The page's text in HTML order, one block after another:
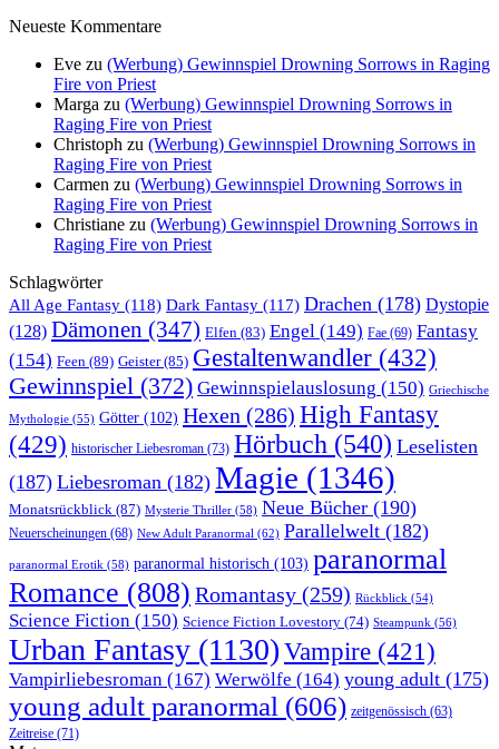
Neueste Kommentare
Eve zu (Werbung) Gewinnspiel Drowning Sorrows in Raging
Fire von Priest
Marga zu (Werbung) Gewinnspiel Drowning Sorrows in
Raging Fire von Priest
Christoph zu (Werbung) Gewinnspiel Drowning Sorrows in
Raging Fire von Priest
Carmen zu (Werbung) Gewinnspiel Drowning Sorrows in
Raging Fire von Priest
Christiane zu (Werbung) Gewinnspiel Drowning Sorrows in
Raging Fire von Priest
Schlagwörter
All Age Fantasy (118) Dark Fantasy (117) Drachen (178) Dystopie
(128) Dämonen (347) Elfen (83) Engel (149) Fae (69) Fantasy
(154) Feen (89) Geister(85) Gestaltenwandler (432)
Gewinnspiel (372) Gewinnspielauslosung (150) Griechische
Mythologie (55) Götter (102) Hexen (286) High Fantasy
(429) historischer Liebesroman (73) Hörbuch (540) Leselisten
(187) Liebesroman (182) Magie (1346)
Monatsrückblick (87) Mysterie Thriller (58) Neue Bücher (190)
Neuerscheinungen (68) New Adult Paranormal (62) Parallelwelt (182)
paranormal Erotik (58) paranormal historisch (103) paranormal
Romance (808) Romantasy (259) Rückblick (54)
Science Fiction (150) Science Fiction Lovestory (74) Steampunk (56)
Urban Fantasy (1130) Vampire (421)
Vampirliebesroman (167) Werwölfe (164) young adult (175)
young adult paranormal (606) zeitgenössisch (63)
Zeitreise (71)